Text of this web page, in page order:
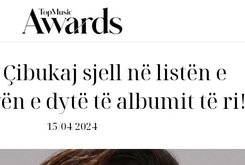
sjell në listën e
e dytë të albumit të ri!
15/04/2024